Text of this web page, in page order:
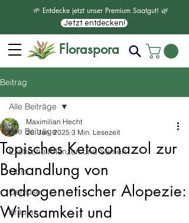
🌱 Entdecke jetzt unser Premium Saatgut! 🌿
Jetzt entdecken!
Floraspora
Beitrag
Alle Beiträge
Exotische Pflanzen und Samen
Obst
Gemüse
Kräuter
Alle Beiträge
Topisches Ketoconazol zur
Behandlung von
androgenetischer Alopezie:
Wirksamkeit und
Maximilian Hecht
26. Jan. 2025 3 Min. Lesezeit